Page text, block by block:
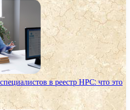
в реестр НРС: что это